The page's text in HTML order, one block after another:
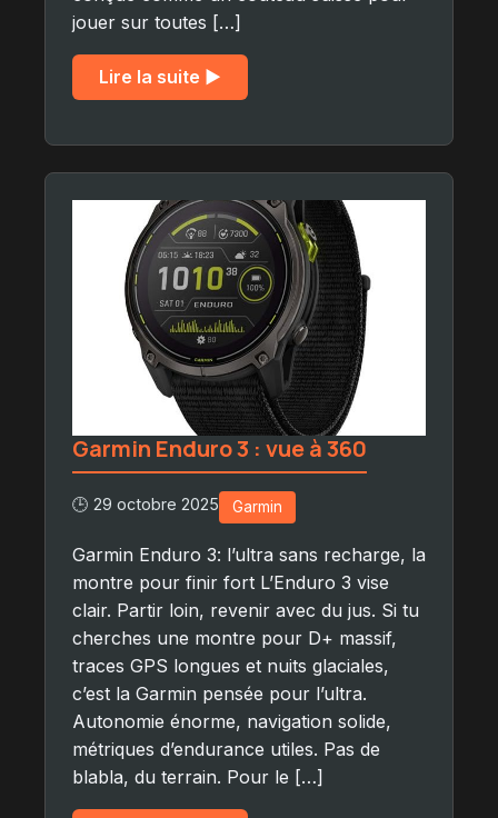
jouer sur toutes […]
Lire la suite ▶︎
Garmin Enduro 3 : vue à 360
🕒 29 octobre 2025 Garmin
Garmin Enduro 3: l’ultra sans recharge, la
montre pour finir fort L’Enduro 3 vise
clair. Partir loin, revenir avec du jus. Si tu
cherches une montre pour D+ massif,
traces GPS longues et nuits glaciales,
c’est la Garmin pensée pour l’ultra.
Autonomie énorme, navigation solide,
métriques d’endurance utiles. Pas de
blabla, du terrain. Pour le […]